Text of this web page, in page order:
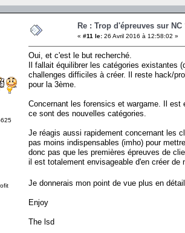
Re : Trop d'épreuves sur NC
« #11 le: 26 Avril 2016 à 12:58:02 »
Oui, et c'est le but recherché.
Il fallait équilibrer les catégories existantes
challenges difficiles à créer. Il reste hack/
pour la 3ème.
Concernant les forensics et wargame. Il est
ce sont des nouvelles catégories.
Je réagis aussi rapidement concernant les
pas moins indispensables (imho) pour
donc pas que les premières épreuves de
il est totalement envisageable d'en créer
Je donnerais mon point de vue plus en
Enjoy
The lsd